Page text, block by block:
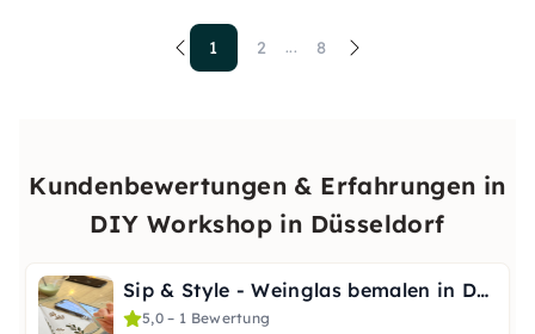
1 2 ... 8
Kundenbewertungen & Erfahrungen in
DIY Workshop in Düsseldorf
Sip & Style - Weinglas bemalen in Düsseldorf
5,0 – 1 Bewertung